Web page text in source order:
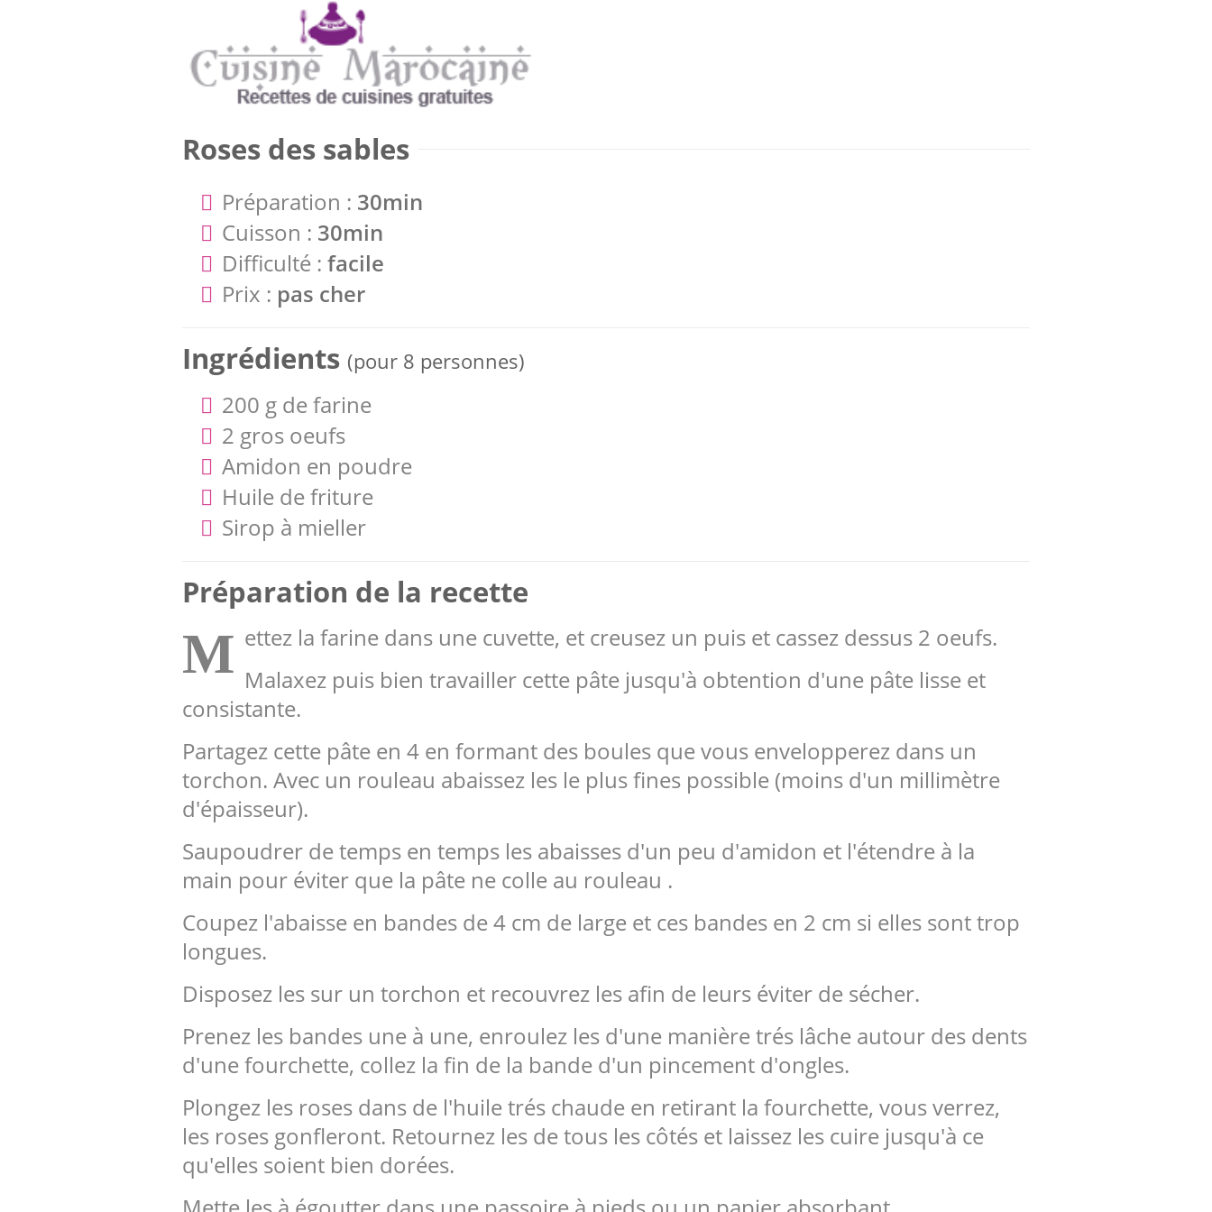
Roses des sables
Préparation : 30min
Cuisson : 30min
Difficulté : facile
Prix : pas cher
Ingrédients (pour 8 personnes)
200 g de farine
2 gros oeufs
Amidon en poudre
Huile de friture
Sirop à mieller
Préparation de la recette
M ettez la farine dans une cuvette, et creusez un puis et cassez dessus 2 oeufs.
Malaxez puis bien travailler cette pâte jusqu'à obtention d'une pâte lisse et
consistante.
Partagez cette pâte en 4 en formant des boules que vous envelopperez dans un
torchon. Avec un rouleau abaissez les le plus fines possible (moins d'un millimètre
d'épaisseur).
Saupoudrer de temps en temps les abaisses d'un peu d'amidon et l'étendre à la
main pour éviter que la pâte ne colle au rouleau .
Coupez l'abaisse en bandes de 4 cm de large et ces bandes en 2 cm si elles sont trop
longues.
Disposez les sur un torchon et recouvrez les afin de leurs éviter de sécher.
Prenez les bandes une à une, enroulez les d'une manière trés lâche autour des dents
d'une fourchette, collez la fin de la bande d'un pincement d'ongles.
Plongez les roses dans de l'huile trés chaude en retirant la fourchette, vous verrez,
les roses gonfleront. Retournez les de tous les côtés et laissez les cuire jusqu'à ce
qu'elles soient bien dorées.